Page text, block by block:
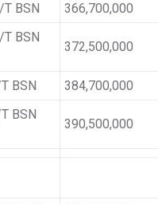
T BSN
366,700,000
T BSN
372,500,000
BSN
384,700,000
BSN
390,500,000